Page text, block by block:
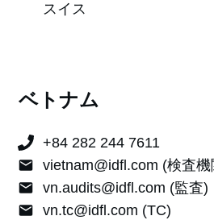
スイス
ベトナム
+84 282 244 7611
vietnam@idfl.com (検査機
vn.audits@idfl.com (監査)
vn.tc@idfl.com (TC)